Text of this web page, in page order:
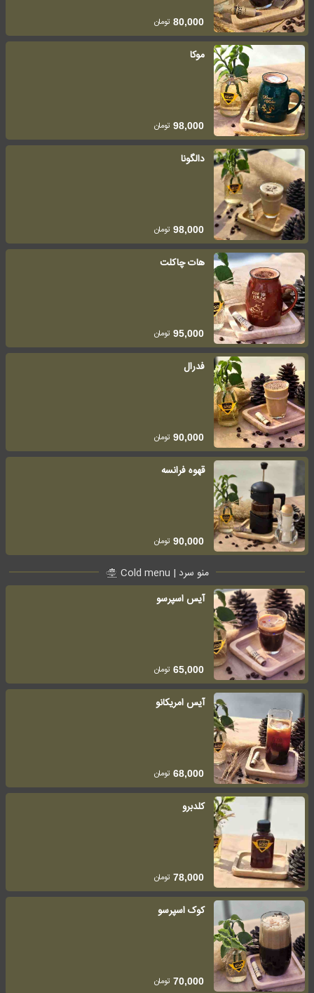
80,000 تومان
موکا
98,000 تومان
دالگونا
98,000 تومان
هات چاکلت
95,000 تومان
فدرال
90,000 تومان
قهوه فرانسه
90,000 تومان
منو سرد | Cold menu
آیس اسپرسو
65,000 تومان
آیس امریکانو
68,000 تومان
کلدبرو
78,000 تومان
کوک اسپرسو
70,000 تومان